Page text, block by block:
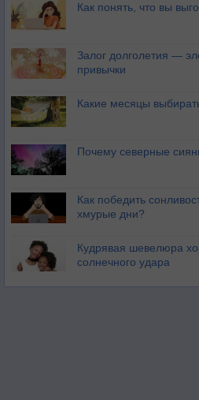
Как понять, что вы
Залог долголетия —
привычки
Какие месяцы
Почему северные
Как победить
хмурые дни?
Кудрявая шевелюра
солнечного удара